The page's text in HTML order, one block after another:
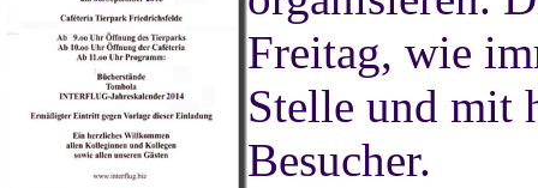
Freitag, wie
Stelle und mit
Besucher.